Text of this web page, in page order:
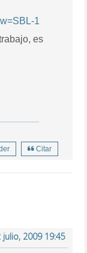
1
es
Citar
julio, 2009 19:45